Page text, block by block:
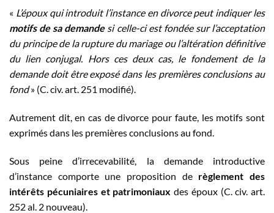
« L’époux qui introduit l’instance en divorce peut indiquer les
motifs de sa demandesi celle-ci est fondée sur l’acceptation
du principe de la rupture du mariage ou l’altération définitive
du lien conjugal. Hors ces deux cas, le fondement de la
demande doit être exposé dans les premières conclusions au
fond» (C. civ. art. 251 modifié).
Autrement dit, en cas de divorce pour faute, les motifs sont
exprimés dans les premières conclusions au fond.
Sous peine d’irrecevabilité, la demande introductive
d’instance comporte une proposition derèglement des
intérêts pécuniaires et patrimoniaux des époux (C. civ. art.
252 al. 2 nouveau).